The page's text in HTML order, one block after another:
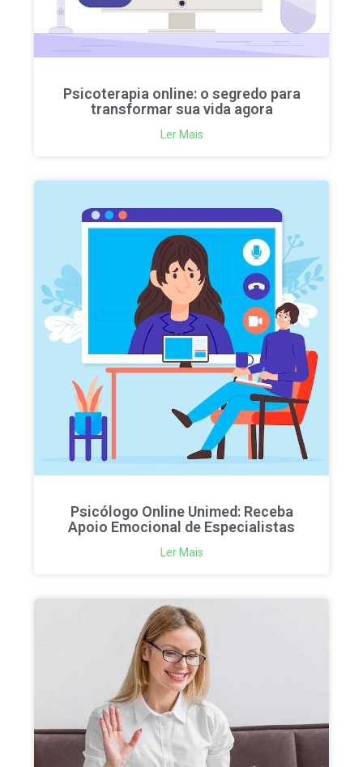
Psicoterapia online: o segredo para
transformar sua vida agora
Ler Mais
Psicólogo Online Unimed: Receba
Apoio Emocional de Especialistas
Ler Mais